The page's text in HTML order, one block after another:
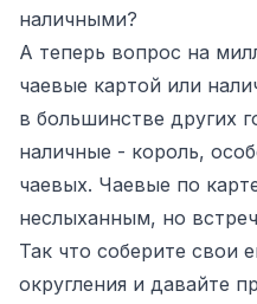
наличными?
А теперь вопрос на
чаевые картой или
в большинстве других
наличные - король,
чаевых. Чаевые по
неслыханным, но
Так что соберите свои
округления и давайте